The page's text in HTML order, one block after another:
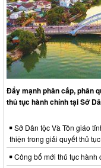
Đẩy mạnh phân cấp, phân
thủ tục hành chính tại Sở
Sở Dân tộc Và Tôn giáo
thiện trong giải quyết thủ
Công bố mới thủ tục hành